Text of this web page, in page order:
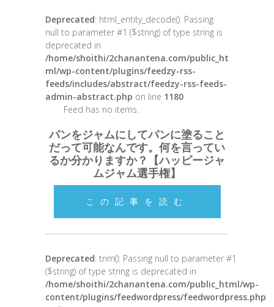
Deprecated: html_entity_decode(): Passing
null to parameter #1 ($string) of type string is
deprecated in
/home/shoithi/2chanantena.com/public_ht
ml/wp-content/plugins/feedzy-rss-
feeds/includes/abstract/feedzy-rss-feeds-
admin-abstract.php on line 1180
Feed has no items.
パンをジャムにしてパンに塗ること
だって可能なんです。何を言ってい
るか分かりますか？【ハッピージャ
ムジャム選手権】
この記事を読む
Deprecated: trim(): Passing null to parameter #1
($string) of type string is deprecated in
/home/shoithi/2chanantena.com/public_html/wp-
content/plugins/feedwordpress/feedwordpress.php